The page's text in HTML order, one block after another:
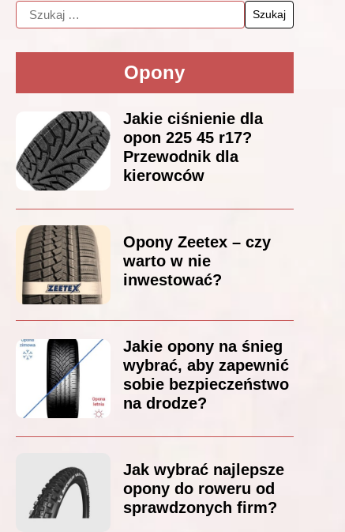
Opony
Jakie ciśnienie dla
opon 225 45 r17?
Przewodnik dla
kierowców
Opony Zeetex – czy
warto w nie
inwestować?
Jakie opony na śnieg
wybrać, aby zapewnić
sobie bezpieczeństwo
na drodze?
Jak wybrać najlepsze
opony do roweru od
sprawdzonych firm?